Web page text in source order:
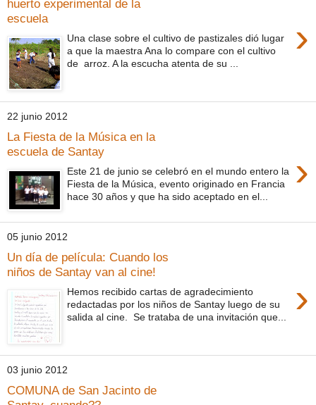
huerto experimental de la
escuela
›
Una clase sobre el cultivo de pastizales dió lugar
a que la maestra Ana lo compare con el cultivo
de arroz. A la escucha atenta de su ...
22 junio 2012
La Fiesta de la Música en la
escuela de Santay
›
Este 21 de junio se celebró en el mundo entero la
Fiesta de la Música, evento originado en Francia
hace 30 años y que ha sido aceptado en el...
05 junio 2012
Un día de película: Cuando los
niños de Santay van al cine!
›
Hemos recibido cartas de agradecimiento
redactadas por los niños de Santay luego de su
salida al cine. Se trataba de una invitación que...
03 junio 2012
COMUNA de San Jacinto de